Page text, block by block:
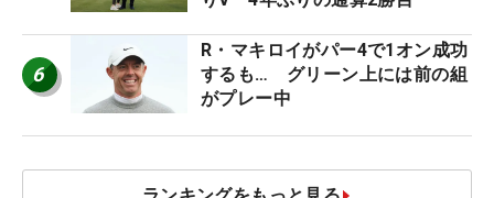
6
R・マキロイがパー4で1オン成功
するも… グリーン上には前の組
がプレー中